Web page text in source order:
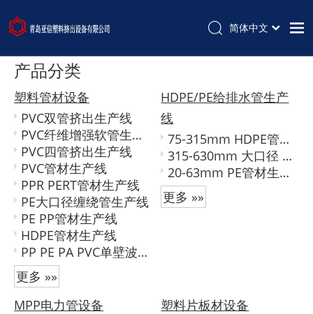
首页
产品中心
关于我们
新闻中心
联系我们
简体中文
产品分类
塑料管材设备
PVC双管挤出生产线
PVC纤维增强软管生产线
PVC四管挤出生产线
PVC管材生产线
PPR PERT管材生产线
PE大口径缠绕管生产线
PE PP管材生产线
HDPE管材生产线
PP PE PA PVC单壁波纹管生产线
更多 »»
HDPE/PE给排水管生产
线
75-315mm HDPE管材生产线
315-630mm 大口径 hdpe管材生产线
20-63mm PE管材生产线
更多 »»
MPP电力管设备
塑料片板材设备